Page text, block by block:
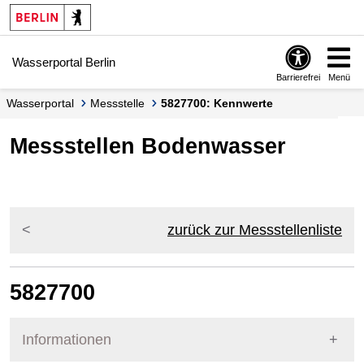
Springe zur Navigation
Springe zum Inhalt
Wasserportal Berlin
Barrierefrei Menü
Wasserportal Messstelle 5827700: Kennwerte
Messstellen Bodenwasser
zurück zur Messstellenliste
5827700
Informationen